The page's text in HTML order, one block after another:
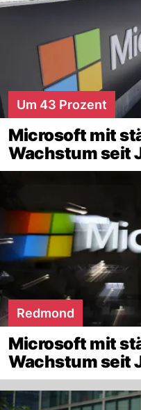
Um 43 Prozent
Microsoft mit
Wachstum seit
Redmond
Microsoft mit
Wachstum seit